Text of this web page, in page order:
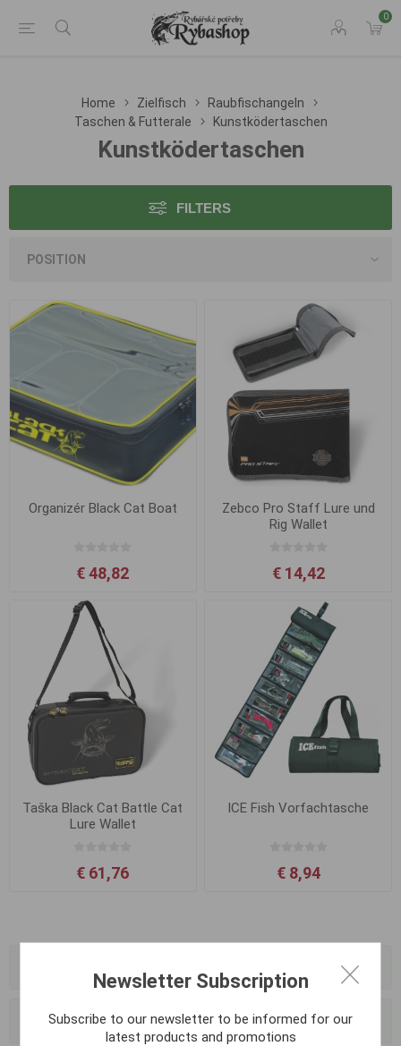
0
Home Zielfisch
Raubfischangeln
Taschen & Futterale
Kunstködertaschen
Kunstködertaschen
FILTERS
Organizér Black Cat Boat
€ 48,82
Zebco Pro Staff Lure und
Rig Wallet
€ 14,42
Taška Black Cat Battle Cat
Lure Wallet
€ 61,76
ICE Fish Vorfachtasche
€ 8,94
Hersteller
Newsletter Subscription
Subscribe to our newsletter to be informed for our
latest products and promotions